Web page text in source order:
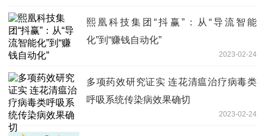
熙凰科技集团“抖赢”：从“导流智能
化”到“赚钱自动化”
2023-02-24
多项药效研究证实 连花清瘟治疗病毒类
呼吸系统传染病效果确切
2023-02-24